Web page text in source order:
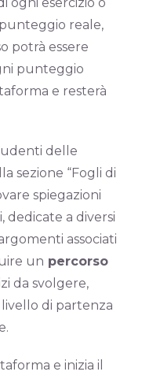
reale,
potrà essere
punteggio
e resterà
delle
sezione “Fogli di
spiegazioni
dedicate a diversi
associati
un percorso
da svolgere,
livello di partenza
e inizia il